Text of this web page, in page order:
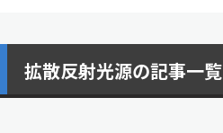
拡散反射光源の記事一覧